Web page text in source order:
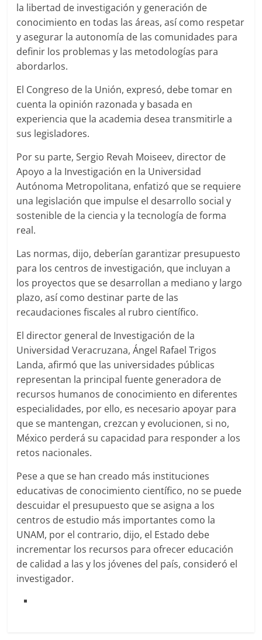
la libertad de investigación y generación de
conocimiento en todas las áreas, así como respetar
y asegurar la autonomía de las comunidades para
definir los problemas y las metodologías para
abordarlos.
El Congreso de la Unión, expresó, debe tomar en
cuenta la opinión razonada y basada en
experiencia que la academia desea transmitirle a
sus legisladores.
Por su parte, Sergio Revah Moiseev, director de
Apoyo a la Investigación en la Universidad
Autónoma Metropolitana, enfatizó que se requiere
una legislación que impulse el desarrollo social y
sostenible de la ciencia y la tecnología de forma
real.
Las normas, dijo, deberían garantizar presupuesto
para los centros de investigación, que incluyan a
los proyectos que se desarrollan a mediano y largo
plazo, así como destinar parte de las
recaudaciones fiscales al rubro científico.
El director general de Investigación de la
Universidad Veracruzana, Ángel Rafael Trigos
Landa, afirmó que las universidades públicas
representan la principal fuente generadora de
recursos humanos de conocimiento en diferentes
especialidades, por ello, es necesario apoyar para
que se mantengan, crezcan y evolucionen, si no,
México perderá su capacidad para responder a los
retos nacionales.
Pese a que se han creado más instituciones
educativas de conocimiento científico, no se puede
descuidar el presupuesto que se asigna a los
centros de estudio más importantes como la
UNAM, por el contrario, dijo, el Estado debe
incrementar los recursos para ofrecer educación
de calidad a las y los jóvenes del país, consideró el
investigador.